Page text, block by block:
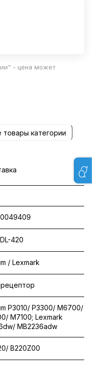
- цена может
товары категории
420
/ Lexmark
P3010/ P3300/ M6700/
M7100; Lexmark
MB2236adw
B220Z00